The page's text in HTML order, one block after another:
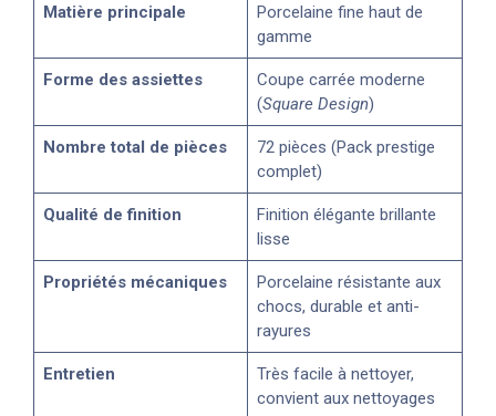
Matière principale
Porcelaine fine haut de
gamme
Forme des assiettes
Coupe carrée moderne
(Square Design)
Nombre total de pièces
72 pièces (Pack prestige
complet)
Qualité de finition
Finition élégante brillante
lisse
Propriétés mécaniques
Porcelaine résistante aux
chocs, durable et anti-
rayures
Entretien
Très facile à nettoyer,
convient aux nettoyages